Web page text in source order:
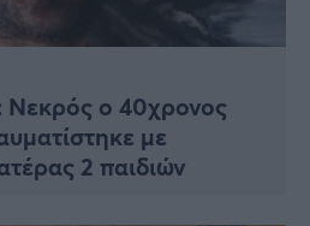
Νεκρός ο 40χρονος
με
2 παιδιών